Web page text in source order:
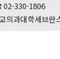
330-1806
의과대학세브